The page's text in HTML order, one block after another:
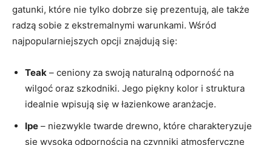
gatunki, które‍ nie tylko dobrze się prezentują, ⁢ale także
radzą⁤ sobie z ekstremalnymi warunkami. Wśród
⁣najpopularniejszych opcji znajdują się:
Teak ⁣– ceniony za ⁤swoją ‌naturalną odporność na
wilgoć oraz szkodniki. Jego piękny kolor i ​struktura
idealnie wpisują się w łazienkowe aranżacje.
Ipe – ⁤niezwykle twarde drewno, ​które charakteryzuje
się wysoką odpornością ⁤na czynniki atmosferyczne